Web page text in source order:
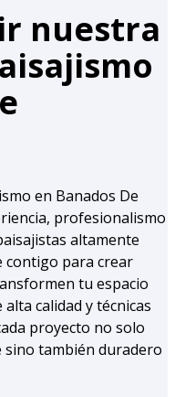
nuestra
en Banados De
profesionalismo
altamente
contigo para crear
tu espacio
calidad y técnicas
proyecto no solo
también duradero